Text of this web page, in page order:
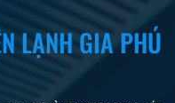
LẠNH GIA PHÚ